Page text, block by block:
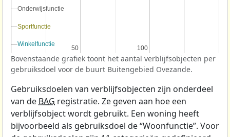
50
50 100
100
Onderwijsfunctie
Onderwijsfunctie
Sportfunctie
Sportfunctie
Winkelfunctie
Winkelfunctie
Bovenstaande grafiek toont het aantal verblijfsobjecten per
gebruiksdoel voor de buurt Buitengebied Ovezande.
Gebruiksdoelen van verblijfsobjecten zijn onderdeel
van de BAG registratie. Ze geven aan hoe een
verblijfsobject wordt gebruikt. Een woning heeft
bijvoorbeeld als gebruiksdoel de “Woonfunctie”. Voor